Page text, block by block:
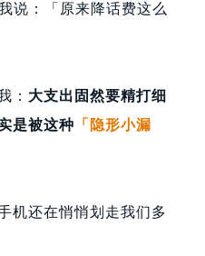
说：「原来降话费这么
： 大支出固然要精打细
是被这种 「隐形小漏
机还在悄悄划走我们多